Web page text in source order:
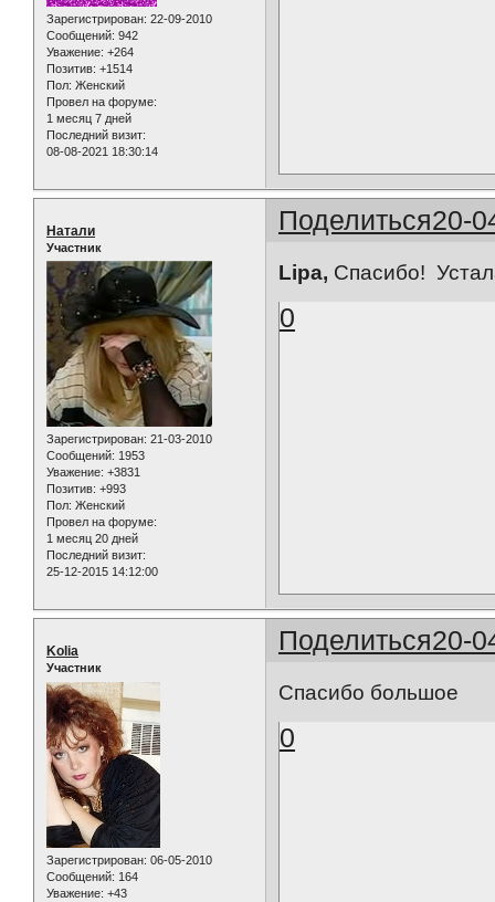
Зарегистрирован: 22-09-2010
Сообщений: 942
Уважение: +264
Позитив: +1514
Пол: Женский
Провел на форуме:
1 месяц 7 дней
Последний визит:
08-08-2021 18:30:14
Поделиться20-
Натали
Участник
Зарегистрирован: 21-03-2010
Сообщений: 1953
Уважение: +3831
Позитив: +993
Пол: Женский
Провел на форуме:
1 месяц 20 дней
Последний визит:
25-12-2015 14:12:00
Lipa, Спасибо!
0
Поделиться20-
Kolia
Участник
Зарегистрирован: 06-05-2010
Сообщений: 164
Уважение: +43
Спасибо большое
0